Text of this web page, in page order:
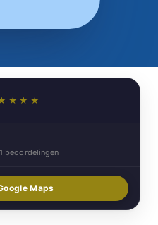
beoordelingen
Maps